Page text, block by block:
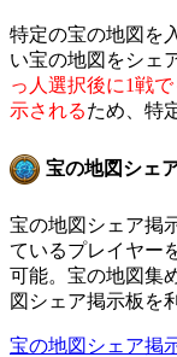
特定の宝の地図を
い宝の地図をシェ
っ人選択後に1戦
示されるため、特
宝の地図シェ
宝の地図シェア掲
ているプレイヤー
可能。宝の地図集
図シェア掲示板を
宝の地図シェア掲